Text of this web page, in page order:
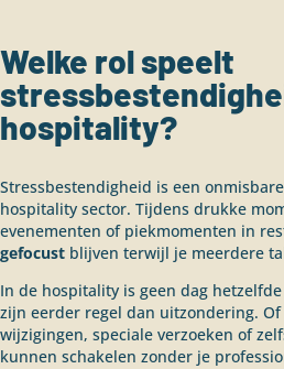
Welke rol speelt
hospitality?
Stressbestendigheid is een
hospitality sector. Tijdens drukke
evenementen of piekmomenten in
gefocust blijven terwijl je meerdere
In de hospitality is geen dag
zijn eerder regel dan uitzondering.
wijzigingen, speciale verzoeken of
kunnen schakelen zonder je